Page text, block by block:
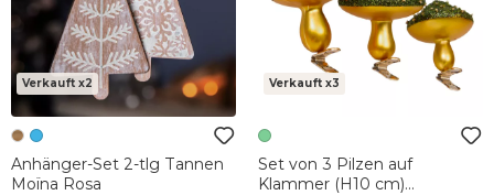
Verkauft x2
Anhänger-Set 2-tlg Tannen
Moïna Rosa
Verkauft x3
Set von 3 Pilzen auf
Klammer (H10 cm)